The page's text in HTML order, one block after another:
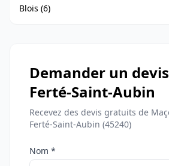
Blois (6)
Demander un
Ferté-Saint-Aubin
Recevez des devis gratuits de
Ferté-Saint-Aubin (45240)
Nom *